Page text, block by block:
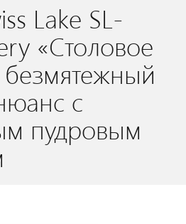
Lake SL-
«Столовое
с
пудровым